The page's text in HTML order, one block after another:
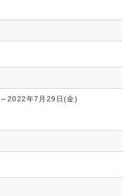
2022年7月29日(金)